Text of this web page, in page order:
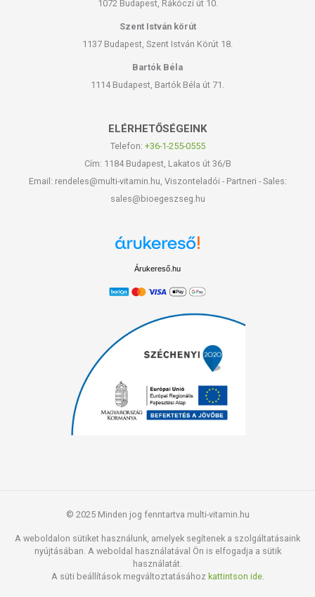
1072 Budapest, Rákóczi út 10.
Szent István körút
1137 Budapest, Szent István Körút 18.
Bartók Béla
1114 Budapest, Bartók Béla út 71.
ELÉRHETŐSÉGEINK
Telefon: +36-1-255-0555
Cím: 1184 Budapest, Lakatos út 36/B
Email: rendeles@multi-vitamin.hu, Viszonteladói - Partneri - Sales:
sales@bioegeszseg.hu
Árukereső.hu
© 2025 Minden jog fenntartva multi-vitamin.hu
A weboldalon sütiket használunk, amelyek segítenek a szolgáltatásaink
nyújtásában. A weboldal használatával Ön is elfogadja a sütik
használatát.
A süti beállítások megváltoztatásához kattintson ide.